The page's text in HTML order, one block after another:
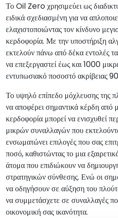
Το Oil Zero χρησιμεύει ως
ειδικά σχεδιασμένη για να
ελαχιστοποιώντας τον κίνδυνο
κερδοφορία. Με την υποστήριξη
εκτελούν πάνω από δέκα εντολές
να επεξεργαστεί έως και 1000
εντυπωσιακό ποσοστό ακρίβειας
Το υψηλό επίπεδο μόχλευσης της
να αποφέρει σημαντικά κέρδη από
κερδοφορία μπορεί να ενισχυθεί
μικρών συναλλαγών που
ενσωματώνει επιλογές που σας
ποσό, καθιστώντας το μια
άτομα που επιδιώκουν να
στρατηγικών σύνθεσης. Ενώ οι
να οδηγήσουν σε αύξηση του
να συμμετάσχετε σε συναλλαγές
οικονομική σας ικανότητα.